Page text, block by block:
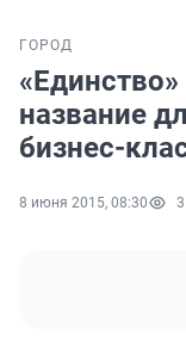
ГОРОД
название
бизнес-
8 июня 2015, 08:30